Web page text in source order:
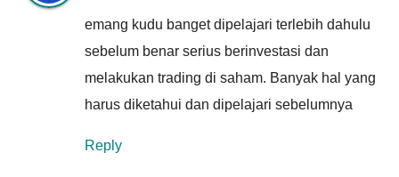
emang kudu banget dipelajari terlebih dahulu
sebelum benar serius berinvestasi dan
melakukan trading di saham. Banyak hal yang
harus diketahui dan dipelajari sebelumnya
Reply